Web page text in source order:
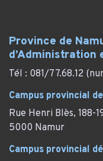
Province de
d’Administration
Tél : 081/77.68.12
Campus provincial
Rue Henri Blès, 188-
5000 Namur
Campus provincial